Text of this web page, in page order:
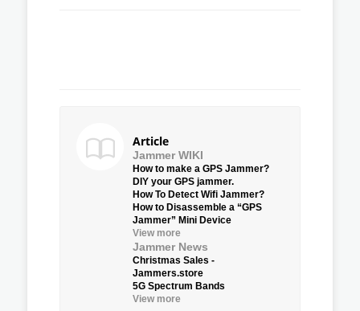
Article
Jammer WIKI
How to make a GPS Jammer?
DIY your GPS jammer.
How To Detect Wifi Jammer?
How to Disassemble a “GPS
Jammer” Mini Device
View more
Jammer News
Christmas Sales -
Jammers.store
5G Spectrum Bands
View more